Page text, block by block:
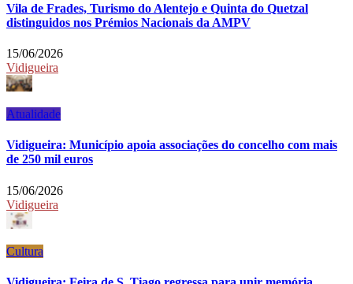
Vila de Frades, Turismo do Alentejo e Quinta do Quetzal
distinguidos nos Prémios Nacionais da AMPV
15/06/2026
Vidigueira
Atualidade
Vidigueira: Município apoia associações do concelho com mais
de 250 mil euros
15/06/2026
Vidigueira
Cultura